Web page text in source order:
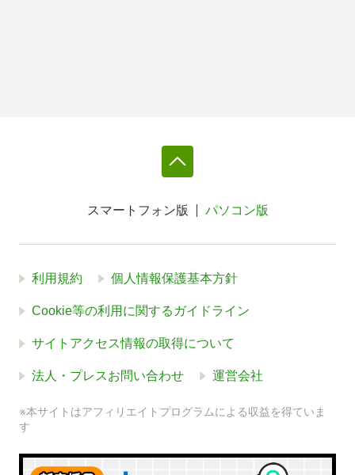
スマートフォン版 パソコン版
利用規約 個人情報保護基本方針
Cookie等の利用に関するガイドライン
サイトアクセス情報の取得について
法人・プレスお問い合わせ 運営会社
※本サイトはアフィリエイトプログラムによる収益を得ていま
す